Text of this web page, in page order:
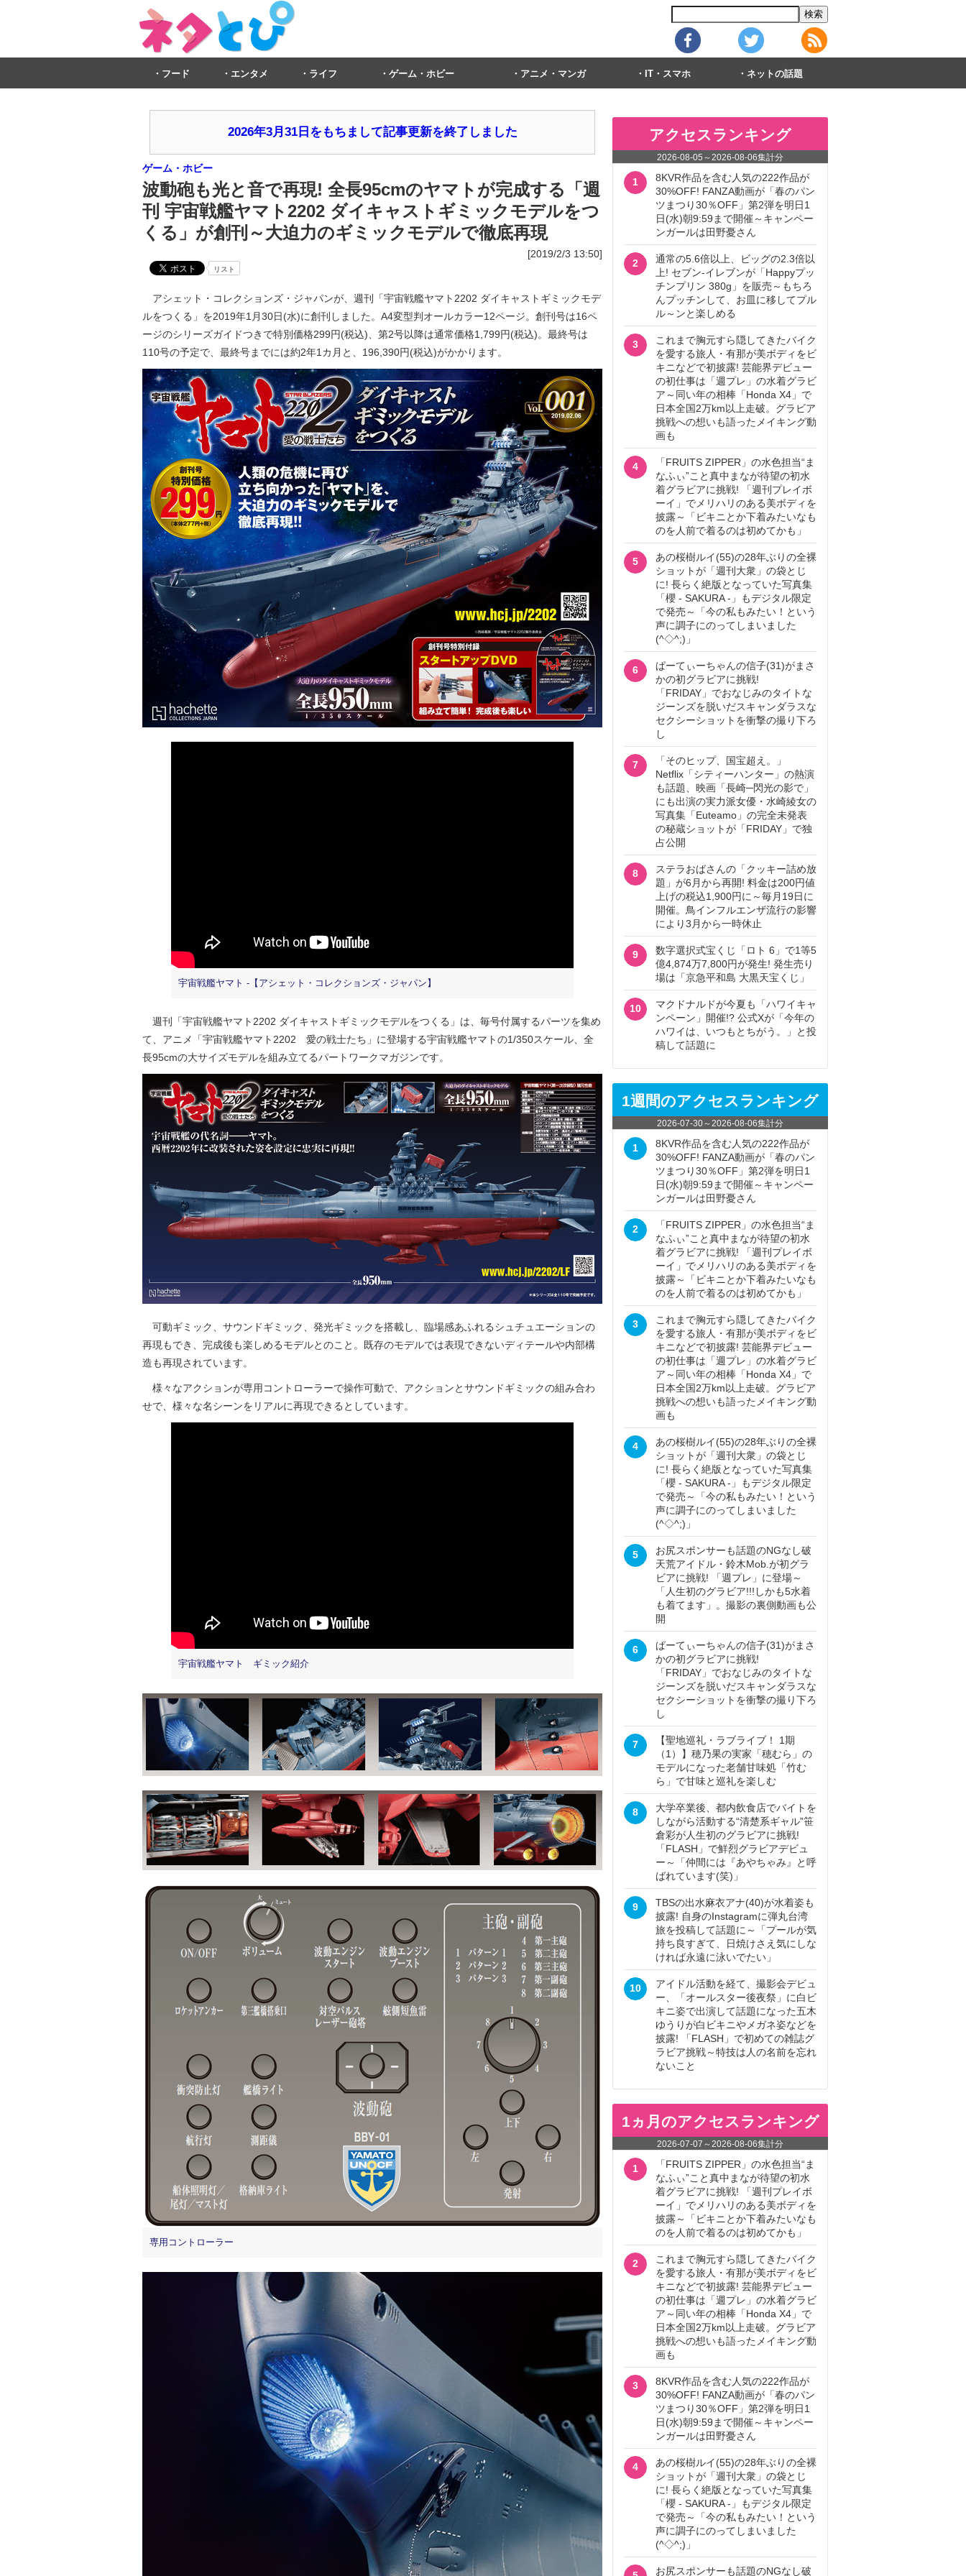
フード エンタメ ライフ ゲーム・ホビー アニメ・マンガ IT・スマホ ネットの話題
2026年3月31日をもちまして記事更新を終了しました
ゲーム・ホビー
波動砲も光と音で再現! 全長95cmのヤマトが完成する「週
刊 宇宙戦艦ヤマト2202 ダイキャストギミックモデルをつ
くる」が創刊～大迫力のギミックモデルで徹底再現
[2019/2/3 13:50]
リスト
アシェット・コレクションズ・ジャパンが、週刊「宇宙戦艦ヤマト2202 ダイキャストギミックモデ
ルをつくる」を2019年1月30日(水)に創刊しました。A4変型判オールカラー12ページ。創刊号は16ペ
ージのシリーズガイドつきで特別価格299円(税込)、第2号以降は通常価格1,799円(税込)。最終号は
110号の予定で、最終号までには約2年1カ月と、196,390円(税込)がかかります。
宇宙戦艦ヤマト -【アシェット・コレクションズ・ジャパン】
週刊「宇宙戦艦ヤマト2202 ダイキャストギミックモデルをつくる」は、毎号付属するパーツを集め
て、アニメ「宇宙戦艦ヤマト2202 愛の戦士たち」に登場する宇宙戦艦ヤマトの1/350スケール、全
長95cmの大サイズモデルを組み立てるパートワークマガジンです。
可動ギミック、サウンドギミック、発光ギミックを搭載し、臨場感あふれるシュチュエーションの
再現もでき、完成後も楽しめるモデルとのこと。既存のモデルでは表現できないディテールや内部構
造も再現されています。
様々なアクションが専用コントローラーで操作可動で、アクションとサウンドギミックの組み合わ
せで、様々な名シーンをリアルに再現できるとしています。
宇宙戦艦ヤマト ギミック紹介
専用コントローラー
アクセスランキング
2026-08-05 ～2026-08-06集計分
1
8KVR作品を含む人気の222作品が
30%OFF! FANZA動画が「春のパン
ツまつり30％OFF」第2弾を明日1
日(水)朝9:59まで開催～キャンペー
ンガールは田野憂さん
2
通常の5.6倍以上、ビッグの2.3倍以
上! セブン‐イレブンが「Happyプッ
チンプリン 380g」を販売～もちろ
んプッチンして、お皿に移してプル
ル～ンと楽しめる
3
これまで胸元すら隠してきたバイク
を愛する旅人・有那が美ボディをビ
キニなどで初披露! 芸能界デビュー
の初仕事は「週プレ」の水着グラビ
ア～同い年の相棒「Honda X4」で
日本全国2万km以上走破。グラビア
挑戦への想いも語ったメイキング動
画も
4
「FRUITS ZIPPER」の水色担当“ま
なふぃ”こと真中まなが待望の初水
着グラビアに挑戦! 「週刊プレイボ
ーイ」でメリハリのある美ボディを
披露～「ビキニとか下着みたいなも
のを人前で着るのは初めてかも」
5
あの桜樹ルイ(55)の28年ぶりの全裸
ショットが「週刊大衆」の袋とじ
に! 長らく絶版となっていた写真集
「櫻 - SAKURA -」もデジタル限定
で発売～「今の私もみたい！という
声に調子にのってしまいました
(^◇^;)」
6
ぱーてぃーちゃんの信子(31)がまさ
かの初グラビアに挑戦!
「FRIDAY」でおなじみのタイトな
ジーンズを脱いだスキャンダラスな
セクシーショットを衝撃の撮り下ろ
し
7
「そのヒップ、国宝超え。」
Netflix「シティーハンター」の熱演
も話題、映画「長崎─閃光の影で」
にも出演の実力派女優・水崎綾女の
写真集「Euteamo」の完全未発表
の秘蔵ショットが「FRIDAY」で独
占公開
8
ステラおばさんの「クッキー詰め放
題」が6月から再開! 料金は200円値
上げの税込1,900円に～毎月19日に
開催。鳥インフルエンザ流行の影響
により3月から一時休止
9
数字選択式宝くじ「ロト 6」で1等5
億4,874万7,800円が発生! 発生売り
場は「京急平和島 大黒天宝くじ」
10
マクドナルドが今夏も「ハワイキャ
ンペーン」開催!? 公式Xが「今年の
ハワイは、いつもとちがう。」と投
稿して話題に
1週間のアクセスランキング
2026-07-30～2026-08-06集計分
1
8KVR作品を含む人気の222作品が
30%OFF! FANZA動画が「春のパン
ツまつり30％OFF」第2弾を明日1
日(水)朝9:59まで開催～キャンペー
ンガールは田野憂さん
2
「FRUITS ZIPPER」の水色担当“ま
なふぃ”こと真中まなが待望の初水
着グラビアに挑戦! 「週刊プレイボ
ーイ」でメリハリのある美ボディを
披露～「ビキニとか下着みたいなも
のを人前で着るのは初めてかも」
3
これまで胸元すら隠してきたバイク
を愛する旅人・有那が美ボディをビ
キニなどで初披露! 芸能界デビュー
の初仕事は「週プレ」の水着グラビ
ア～同い年の相棒「Honda X4」で
日本全国2万km以上走破。グラビア
挑戦への想いも語ったメイキング動
画も
4
あの桜樹ルイ(55)の28年ぶりの全裸
ショットが「週刊大衆」の袋とじ
に! 長らく絶版となっていた写真集
「櫻 - SAKURA -」もデジタル限定
で発売～「今の私もみたい！という
声に調子にのってしまいました
(^◇^;)」
5
お尻スポンサーも話題のNGなし破
天荒アイドル・鈴木Mob.が初グラ
ビアに挑戦! 「週プレ」に登場～
「人生初のグラビア!!!しかも5水着
も着てます」。撮影の裏側動画も公
開
6
ぱーてぃーちゃんの信子(31)がまさ
かの初グラビアに挑戦!
「FRIDAY」でおなじみのタイトな
ジーンズを脱いだスキャンダラスな
セクシーショットを衝撃の撮り下ろ
し
7
【聖地巡礼・ラブライブ！ 1期
（1）】穂乃果の実家「穂むら」の
モデルになった老舗甘味処「竹む
ら」で甘味と巡礼を楽しむ
8
大学卒業後、都内飲食店でバイトを
しながら活動する“清楚系ギャル”笹
倉彩が人生初のグラビアに挑戦!
「FLASH」で鮮烈グラビアデビュ
ー～「仲間には『あやちゃみ』と呼
ばれています(笑)」
9
TBSの出水麻衣アナ(40)が水着姿も
披露! 自身のInstagramに弾丸台湾
旅を投稿して話題に～「プールが気
持ち良すぎて、日焼けさえ気にしな
ければ永遠に泳いでたい」
10
アイドル活動を経て、撮影会デビュ
ー、「オールスター後夜祭」に白ビ
キニ姿で出演して話題になった五木
ゆうりが白ビキニやメガネ姿などを
披露! 「FLASH」で初めての雑誌グ
ラビア挑戦～特技は人の名前を忘れ
ないこと
1ヵ月のアクセスランキング
2026-07-07 ～2026-08-06集計分
1
「FRUITS ZIPPER」の水色担当“ま
なふぃ”こと真中まなが待望の初水
着グラビアに挑戦! 「週刊プレイボ
ーイ」でメリハリのある美ボディを
披露～「ビキニとか下着みたいなも
のを人前で着るのは初めてかも」
2
これまで胸元すら隠してきたバイク
を愛する旅人・有那が美ボディをビ
キニなどで初披露! 芸能界デビュー
の初仕事は「週プレ」の水着グラビ
ア～同い年の相棒「Honda X4」で
日本全国2万km以上走破。グラビア
挑戦への想いも語ったメイキング動
画も
3
8KVR作品を含む人気の222作品が
30%OFF! FANZA動画が「春のパン
ツまつり30％OFF」第2弾を明日1
日(水)朝9:59まで開催～キャンペー
ンガールは田野憂さん
4
あの桜樹ルイ(55)の28年ぶりの全裸
ショットが「週刊大衆」の袋とじ
に! 長らく絶版となっていた写真集
「櫻 - SAKURA -」もデジタル限定
で発売～「今の私もみたい！という
声に調子にのってしまいました
(^◇^;)」
お尻スポンサーも話題のNGなし破